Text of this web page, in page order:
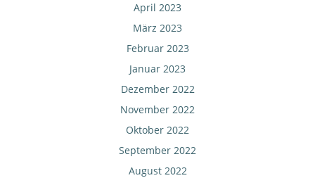
April 2023
März 2023
Februar 2023
Januar 2023
Dezember 2022
November 2022
Oktober 2022
September 2022
August 2022